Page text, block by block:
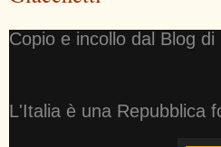
Copio e incollo dal Blog
L'Italia è una Repubblica